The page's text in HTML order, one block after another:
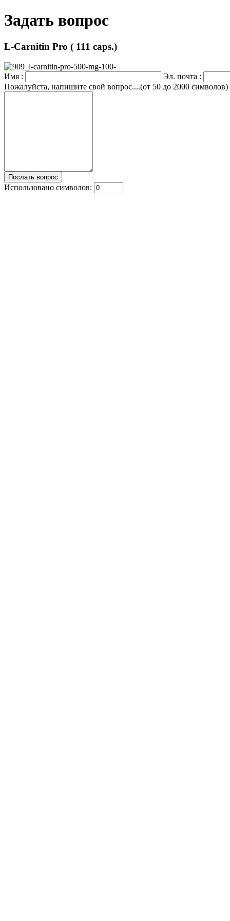
Задать вопрос
L-Carnitin Pro ( 111 caps.)
Имя :
Эл. почта :
Пожалуйста, напишите свой вопрос....(от 50 до 2000 символов)
Использовано символов: